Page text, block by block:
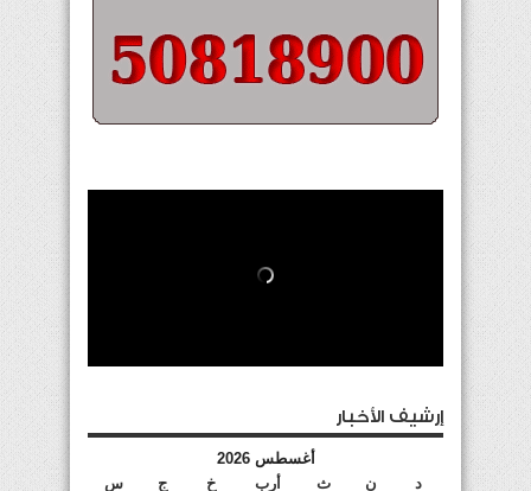
إرشيف الأخبار
أغسطس 2026
د
ن ث أرب خ ج
س